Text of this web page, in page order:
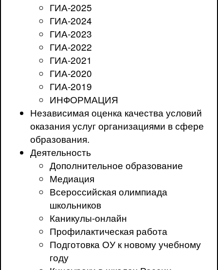
ГИА-2025
ГИА-2024
ГИА-2023
ГИА-2022
ГИА-2021
ГИА-2020
ГИА-2019
ИНФОРМАЦИЯ
Независимая оценка качества условий
оказания услуг организациями в сфере
образования.
Деятельность
Дополнительное образование
Медиация
Всероссийская олимпиада
школьников
Каникулы-онлайн
Профилактическая работа
Подготовка ОУ к новому учебному
году